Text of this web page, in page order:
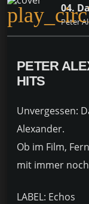
04.
Peter
PETER
ITS
Unvergessen:
Alexander.
Ob im Film,
mit immer
LABEL: Echos